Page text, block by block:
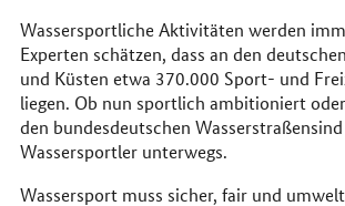
Wassersportliche Aktivitäten werden
Experten schätzen, dass an den
und Küsten etwa 370.000 Sport- und
liegen. Ob nun sportlich ambitioniert
den bundesdeutschen
Wassersportler unterwegs.
Wassersport muss sicher, fair und